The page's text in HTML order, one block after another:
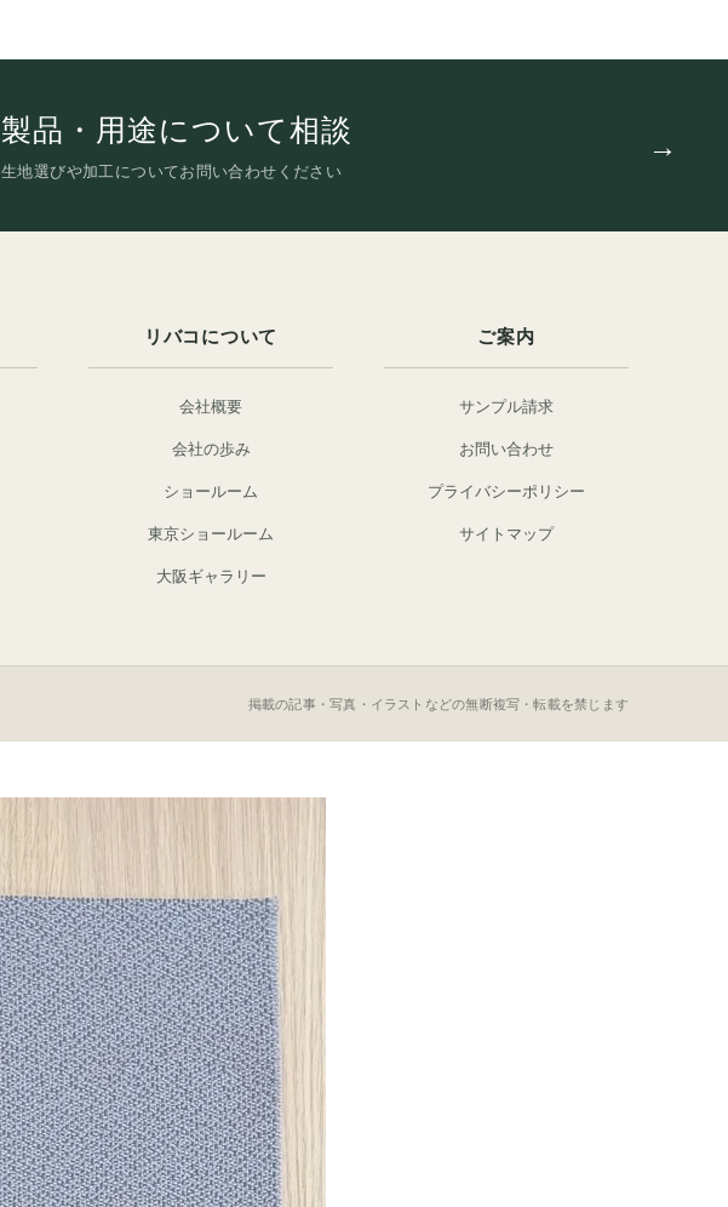
製品・用途について相談
生地選びや加工についてお問い合わせください
リバコについて
会社概要
会社の歩み
ショールーム
東京ショールーム
大阪ギャラリー
ご案内
サンプル請求
お問い合わせ
プライバシーポリシー
サイトマップ
掲載の記事・写真・イラストなどの無断複写・転載を禁じます